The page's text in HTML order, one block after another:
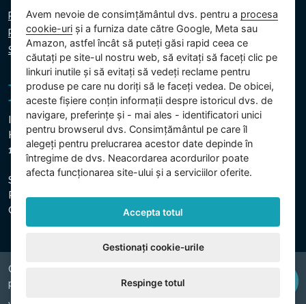
Politica de confidențialitate
Politica privind cookie-urile
Setări cookie
Intex Trading, s.r.o.
Hradecká 2526/3
130 00 Praga 3 - Republica Cehă
Societatea este înregistrată la Tribunalul Municipal din
Praga, Secțiunea C, Insert 74759
CUI: 26150808, CIF: CZ26150808
Copyright © 2026 INTEX TRADING s.r.o. Všechna
právavyhrazena.
Avem nevoie de consimțământul dvs. pentru a procesa
cookie-uri și a furniza date către Google, Meta sau
Amazon, astfel încât să puteți găsi rapid ceea ce
căutați pe site-ul nostru web, să evitați să faceți clic pe
linkuri inutile și să evitați să vedeți reclame pentru
produse pe care nu doriți să le faceți vedea. De obicei,
aceste fișiere conțin informații despre istoricul dvs. de
navigare, preferințe și - mai ales - identificatori unici
pentru browserul dvs. Consimțământul pe care îl
alegeți pentru prelucrarea acestor date depinde în
întregime de dvs. Neacordarea acordurilor poate
afecta funcționarea site-ului și a serviciilor oferite.
Accepta totul
Gestionați cookie-urile
Respinge totul